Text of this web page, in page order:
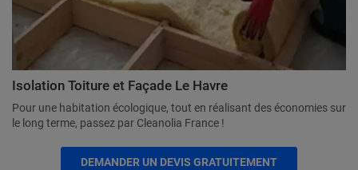
Isolation Toiture et Façade Le Havre
Pour une habitation écologique, tout en réalisant des économies sur
le long terme, passez par Cleanolia France !
DEMANDER UN DEVIS GRATUITEMENT